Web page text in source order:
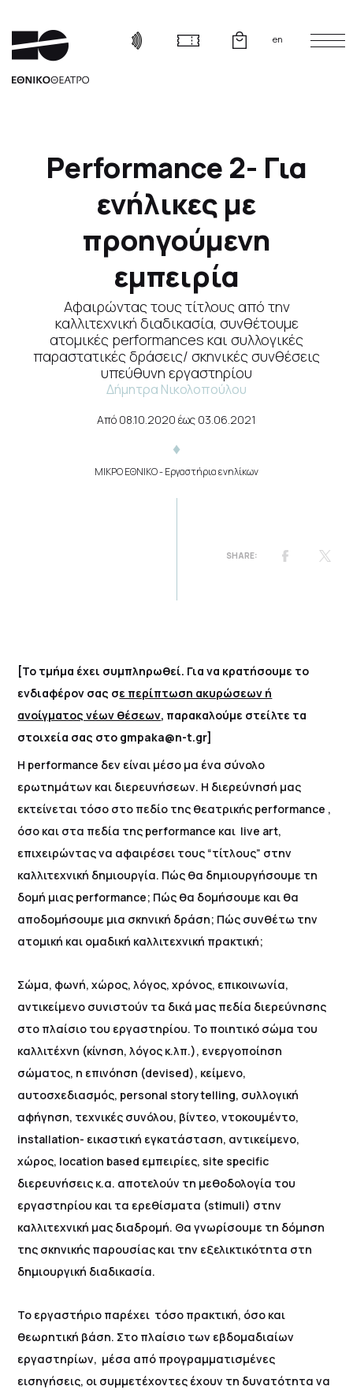
en
Performance 2- Για
ενήλικες με
προηγούμενη
εμπειρία
Αφαιρώντας τους τίτλους από την
καλλιτεχνική διαδικασία, συνθέτουμε
ατομικές performances και συλλογικές
παραστατικές δράσεις/ σκηνικές συνθέσεις
υπεύθυνη εργαστηρίου
Δήμητρα Νικολοπούλου
Από 08.10.2020 έως 03.06.2021
ΜΙΚΡΟ ΕΘΝΙΚΟ- Εργαστήρια ενηλίκων
[Το τμήμα έχει συμπληρωθεί. Για να κρατήσουμε το
ενδιαφέρον σας σε περίπτωση ακυρώσεων ή
ανοίγματος νέων θέσεων, παρακαλούμε στείλτε τα
στοιχεία σας στο gmpaka@n-t.gr]
Η performance δεν είναι μέσο μα ένα σύνολο
ερωτημάτων και διερευνήσεων. Η διερεύνησή μας
εκτείνεται τόσο στο πεδίο της θεατρικής performance ,
όσο και στα πεδία της performance και live art,
επιχειρώντας να αφαιρέσει τους “τίτλους” στην
καλλιτεχνική δημιουργία. Πώς θα δημιουργήσουμε τη
δομή μιας performance; Πώς θα δομήσουμε και θα
αποδομήσουμε μια σκηνική δράση; Πώς συνθέτω την
ατομική και ομαδική καλλιτεχνική πρακτική;
Σώμα, φωνή, χώρος, λόγος, χρόνος, επικοινωνία,
αντικείμενο συνιστούν τα δικά μας πεδία διερεύνησης
στο πλαίσιο του εργαστηρίου. Το ποιητικό σώμα του
καλλιτέχνη (κίνηση, λόγος κ.λπ.), ενεργοποίηση
σώματος, η επινόηση (devised), κείμενο,
αυτοσχεδιασμός, personal storytelling, συλλογική
αφήγηση, τεχνικές συνόλου, βίντεο, ντοκουμέντο,
installation- εικαστική εγκατάσταση, αντικείμενο,
χώρος, location based εμπειρίες, site specific
διερευνήσεις κ.α. αποτελούν τη μεθοδολογία του
εργαστηρίου και τα ερεθίσματα (stimuli) στην
καλλιτεχνική μας διαδρομή. Θα γνωρίσουμε τη δόμηση
της σκηνικής παρουσίας και την εξελικτικότητα στη
δημιουργική διαδικασία.
Το εργαστήριο παρέχει τόσο πρακτική, όσο και
θεωρητική βάση. Στο πλαίσιο των εβδομαδιαίων
εργαστηρίων, μέσα από προγραμματισμένες
εισηγήσεις, οι συμμετέχοντες έχουν τη δυνατότητα να